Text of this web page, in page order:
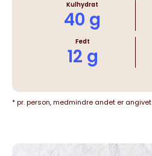
Kulhydrat
40 g
Fedt
12 g
* pr. person, medmindre andet er angivet